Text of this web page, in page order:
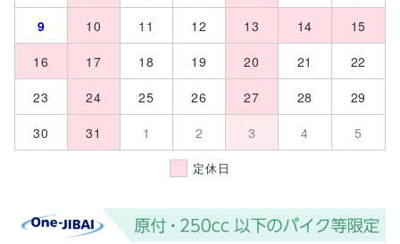
9
10 11 12 13 14
15
16
17 18 19 20 21
22
23
24 25 26 27 28
29
30
31 1 2 3 4 5
定休日